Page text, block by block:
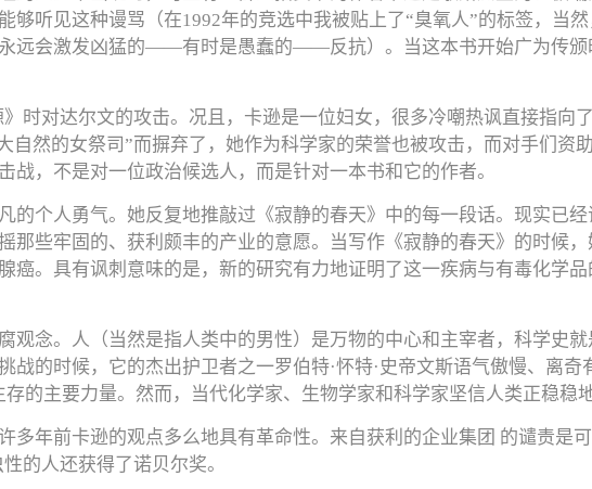
够听见这种谩骂（在1992年的竞选中我被贴上了“臭氧人”的标签，当
远会激发凶猛的——有时是愚蠢的——反抗）。当这本书开始广为传颁
时对达尔文的攻击。况且，卡逊是一位妇女，很多冷嘲热讽直接指向
自然的女祭司”而摒弃了，她作为科学家的荣誉也被攻击，而对手们资
，不是对一位政治候选人，而是针对一本书和它的作者。
的个人勇气。她反复地推敲过《寂静的春天》中的每一段话。现实已
那些牢固的、获利颇丰的产业的意愿。当写作《寂静的春天》的时候
癌。具有讽刺意味的是，新的研究有力地证明了这一疾病与有毒化学
观念。人（当然是指人类中的男性）是万物的中心和主宰者，科学史
的时候，它的杰出护卫者之一罗伯特·怀特·史帝文斯语气傲慢、离奇
的主要力量。然而，当代化学家、生物学家和科学家坚信人类正稳稳
多年前卡逊的观点多么地具有革命性。来自获利的企业集团 的谴责是
的人还获得了诺贝尔奖。